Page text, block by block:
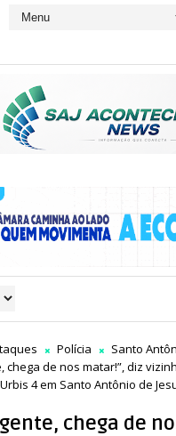
Polícia
Santo
chega de nos matar!”, diz
4 em Santo Antônio de
chega de